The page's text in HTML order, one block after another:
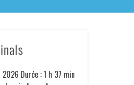
Durée : 1 h 37 min